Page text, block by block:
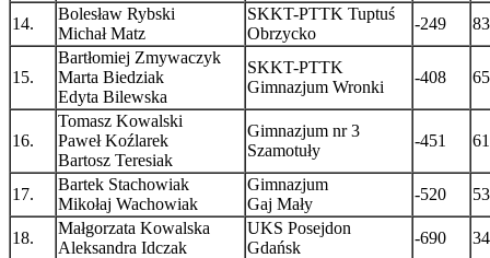
14.
Bolesław Rybski
Michał Matz
SKKT-PTTK Tuptuś
Obrzycko
-249
15.
Bartłomiej Zmywaczyk
Marta Biedziak
Edyta Bilewska
SKKT-PTTK
Gimnazjum Wronki
-408
16.
Tomasz Kowalski
Paweł Koźlarek
Bartosz Teresiak
Gimnazjum nr 3
Szamotuły
-451
17.
Bartek Stachowiak
Mikołaj Wachowiak
Gimnazjum
Gaj Mały
-520
18.
Małgorzata Kowalska
Aleksandra Idczak
UKS Posejdon
Gdańsk
-690